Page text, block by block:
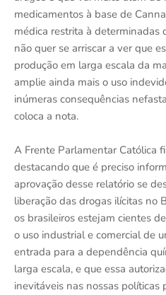
medicamentos à base de
médica restrita à determinadas
não quer se arriscar a ver que
produção em larga escala da
amplie ainda mais o uso
inúmeras consequências
coloca a nota.
A Frente Parlamentar Católica
destacando que é preciso
aprovação desse relatório se
liberação das drogas ilícitas no
os brasileiros estejam cientes
o uso industrial e comercial de
entrada para a dependência
larga escala, e que essa
inevitáveis nas nossas políticas